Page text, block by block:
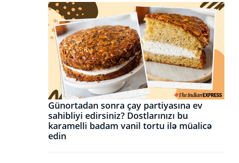
Günortadan sonra çay partiyasına ev
sahibliyi edirsiniz? Dostlarınızı bu
karamelli badam vanil tortu ilə müalicə
edin